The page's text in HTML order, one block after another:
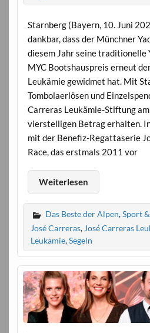
Starnberg (Bayern, 10. Juni
dankbar, dass der Münchner
diesem Jahr seine traditionelle
MYC Bootshauspreis erneut
Leukämie gewidmet hat. Mit
Tombolaerlösen und
Carreras Leukämie-Stiftung
vierstelligen Betrag erhalten.
mit der Benefiz-Regattaserie
Race, das erstmals 2011 vor
Weiterlesen
Das Beste der Alpen,Sport
José Carreras, José Carreras
Leukämie,Segeln